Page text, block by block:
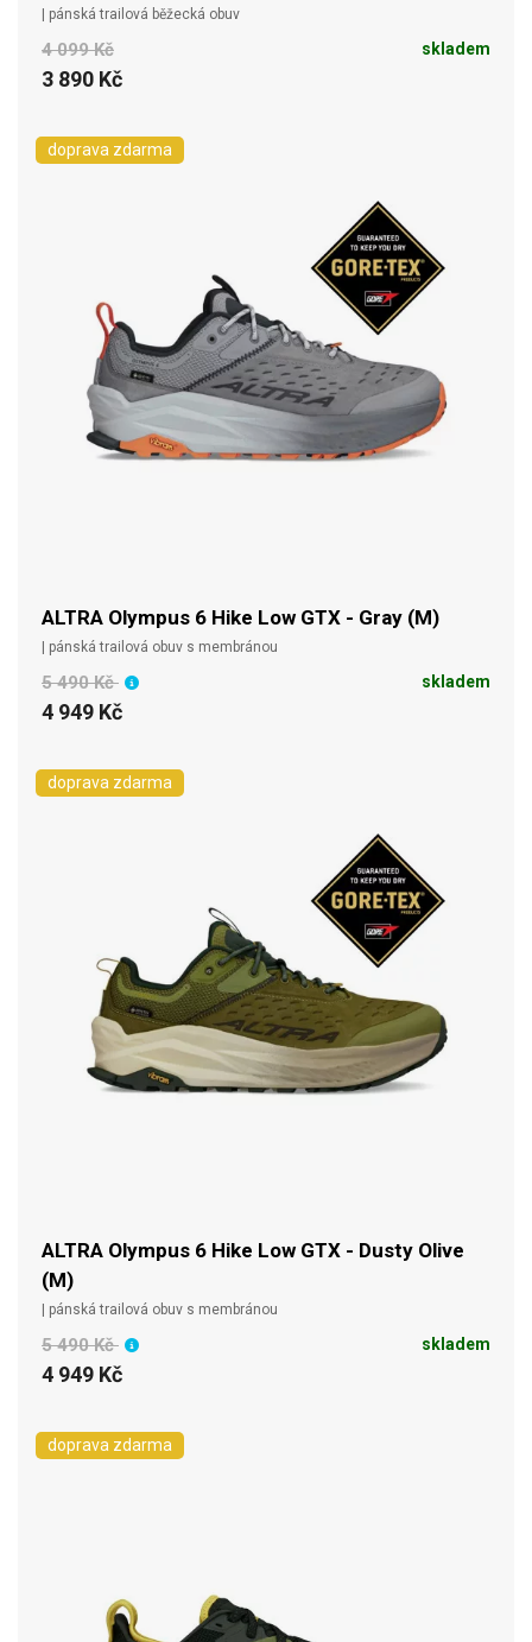
| pánská trailová běžecká obuv
4 099 Kč
3 890 Kč
skladem
doprava zdarma
ALTRA Olympus 6 Hike Low GTX - Gray (M)
| pánská trailová obuv s membránou
5 490 Kč
4 949 Kč
skladem
doprava zdarma
ALTRA Olympus 6 Hike Low GTX - Dusty Olive
(M)
| pánská trailová obuv s membránou
5 490 Kč
4 949 Kč
skladem
doprava zdarma